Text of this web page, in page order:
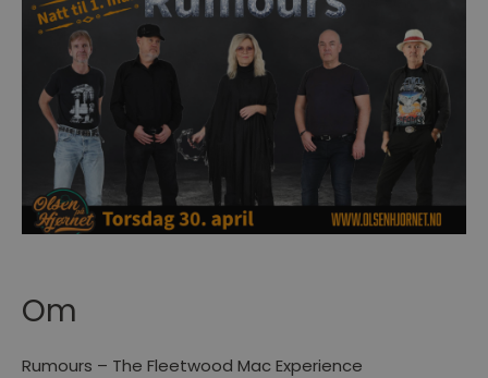
Om
Rumours – The Fleetwood Mac Experience